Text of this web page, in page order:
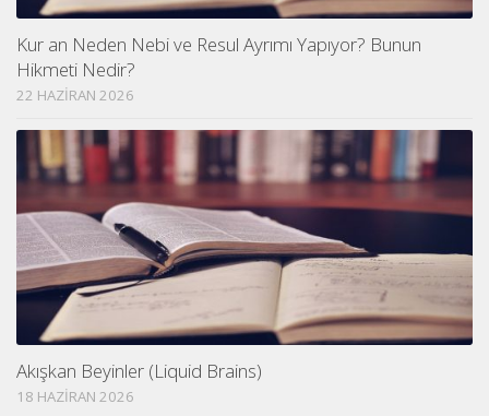
Kur an Neden Nebi ve Resul Ayrımı Yapıyor? Bunun
Hikmeti Nedir?
22 HAZIRAN 2026
Akışkan Beyinler (Liquid Brains)
18 HAZIRAN 2026